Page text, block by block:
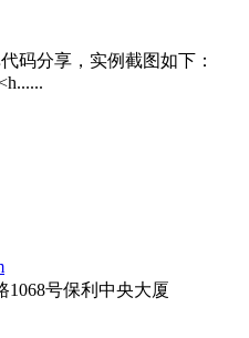
码分享，实例截图如下：
1068号保利中央大厦